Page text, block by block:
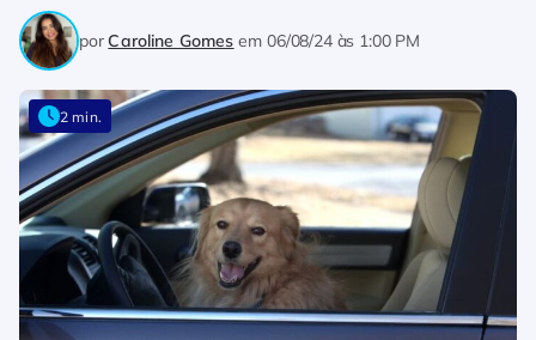
porCaroline Gomes em 06/08/24 às 1:00 PM
2 min.